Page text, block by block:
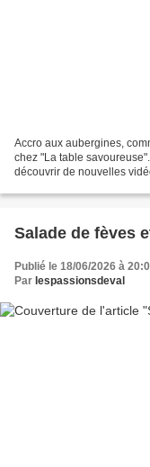
Accro aux aubergines,
chez "La table
découvrir de nouvelles
Salade de fèves
Publié le 18/06/2026 à
Par lespassionsdeval